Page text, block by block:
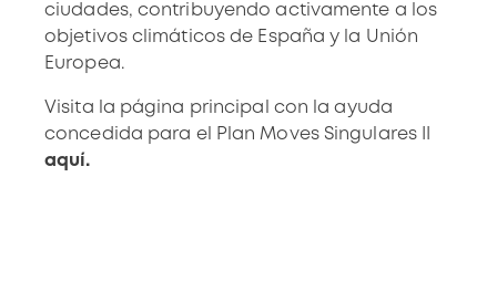
ciudades, contribuyendo activamente a los
objetivos climáticos de España y la Unión
Europea.
Visita la página principal con la ayuda
concedida para el Plan Moves Singulares II
aquí.